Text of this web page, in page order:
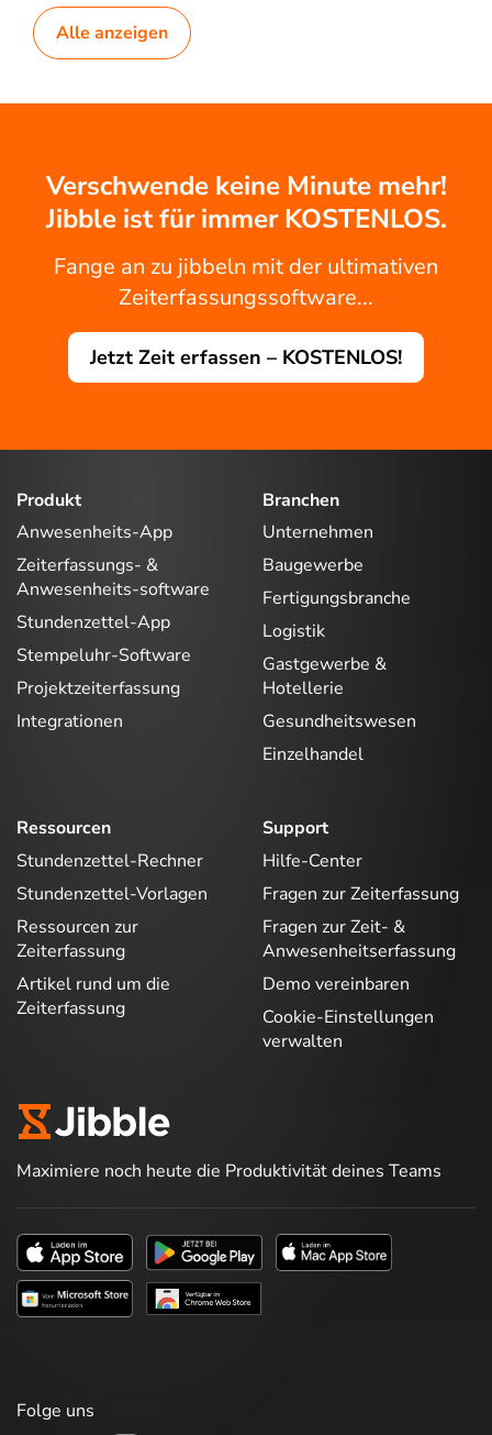
Alle anzeigen
Verschwende keine Minute mehr!
Jibble ist für immer KOSTENLOS.
Fange an zu jibbeln mit der ultimativen
Zeiterfassungssoftware...
Jetzt Zeit erfassen – KOSTENLOS!
Produkt
Anwesenheits-App
Zeiterfassungs- &
Anwesenheits-software
Stundenzettel-App
Stempeluhr-Software
Projektzeiterfassung
Integrationen
Branchen
Unternehmen
Baugewerbe
Fertigungsbranche
Logistik
Gastgewerbe &
Hotellerie
Gesundheitswesen
Einzelhandel
Ressourcen
Stundenzettel-Rechner
Stundenzettel-Vorlagen
Ressourcen zur
Zeiterfassung
Artikel rund um die
Zeiterfassung
Support
Hilfe-Center
Fragen zur Zeiterfassung
Fragen zur Zeit- &
Anwesenheitserfassung
Demo vereinbaren
Cookie-Einstellungen
verwalten
Maximiere noch heute die Produktivität deines Teams
Folge uns